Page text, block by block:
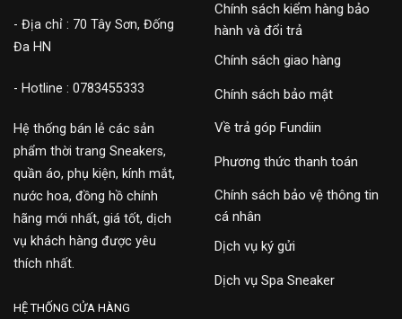
- Địa chỉ : 70 Tây Sơn, Đống
Đa HN
- Hotline : 0783455333
Hệ thống bán lẻ các sản
phẩm thời trang Sneakers,
quần áo, phụ kiện, kính mắt,
nước hoa, đồng hồ chính
hãng mới nhất, giá tốt, dịch
vụ khách hàng được yêu
thích nhất.
Chính sách kiểm hàng bảo
hành và đổi trả
Chính sách giao hàng
Chính sách bảo mật
Về trả góp Fundiin
Phương thức thanh toán
Chính sách bảo vệ thông tin
cá nhân
Dịch vụ ký gửi
Dịch vụ Spa Sneaker
HỆ THỐNG CỬA HÀNG